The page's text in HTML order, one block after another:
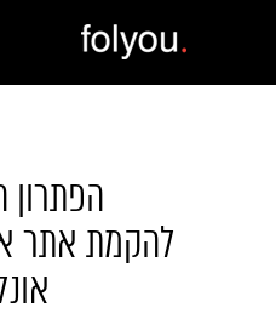
להקמת אתר